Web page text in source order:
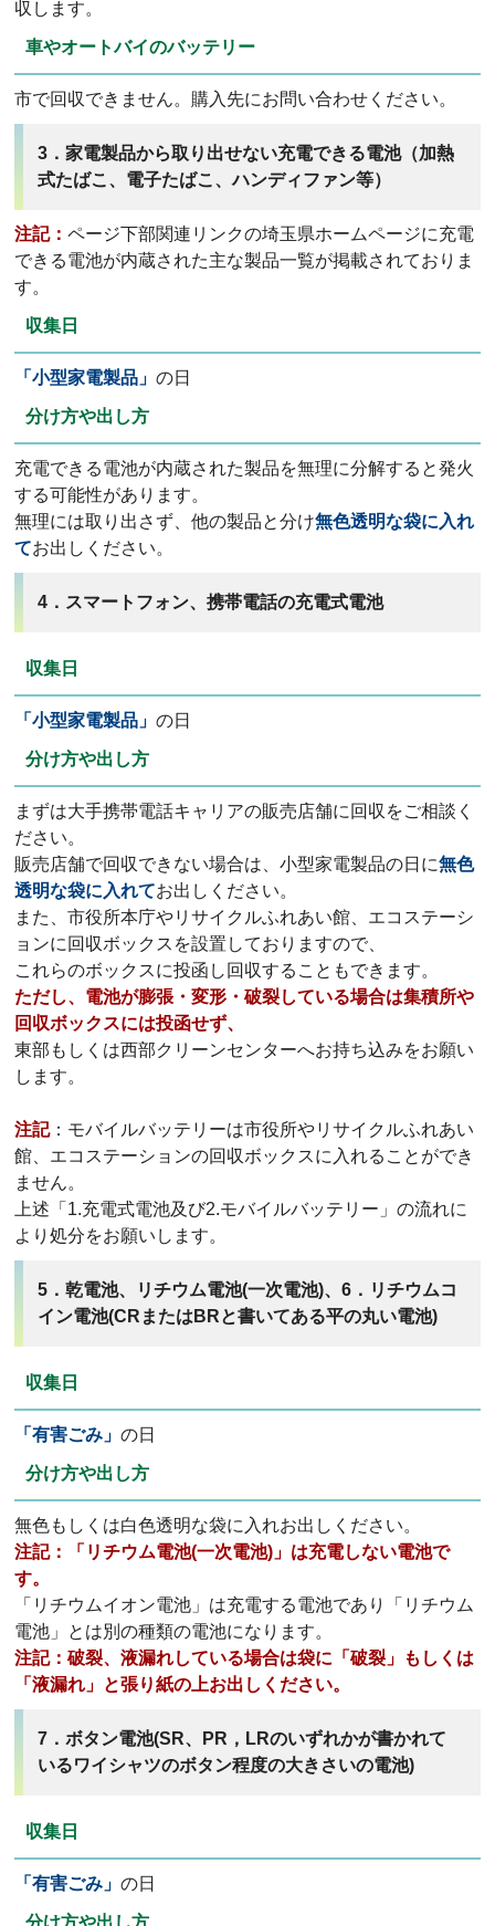
収します。
車やオートバイのバッテリー
市で回収できません。購入先にお問い合わせください。
3．家電製品から取り出せない充電できる電池（加熱
式たばこ、電子たばこ、ハンディファン等）
注記：ページ下部関連リンクの埼玉県ホームページに充電
できる電池が内蔵された主な製品一覧が掲載されておりま
す。
収集日
「小型家電製品」の日
分け方や出し方
充電できる電池が内蔵された製品を無理に分解すると発火
する可能性があります。
無理には取り出さず、他の製品と分け無色透明な袋に入れ
てお出しください。
4．スマートフォン、携帯電話の充電式電池
収集日
「小型家電製品」の日
分け方や出し方
まずは大手携帯電話キャリアの販売店舗に回収をご相談く
ださい。
販売店舗で回収できない場合は、小型家電製品の日に無色
透明な袋に入れてお出しください。
また、市役所本庁やリサイクルふれあい館、エコステーシ
ョンに回収ボックスを設置しておりますので、
これらのボックスに投函し回収することもできます。
ただし、電池が膨張・変形・破裂している場合は集積所や
回収ボックスには投函せず、
東部もしくは西部クリーンセンターへお持ち込みをお願い
します。
注記：モバイルバッテリーは市役所やリサイクルふれあい
館、エコステーションの回収ボックスに入れることができ
ません。
上述「1.充電式電池及び2.モバイルバッテリー」の流れに
より処分をお願いします。
5．乾電池、リチウム電池(一次電池)、6．リチウムコ
イン電池(CRまたはBRと書いてある平の丸い電池)
収集日
「有害ごみ」の日
分け方や出し方
無色もしくは白色透明な袋に入れお出しください。
注記：「リチウム電池(一次電池)」は充電しない電池で
す。
「リチウムイオン電池」は充電する電池であり「リチウム
電池」とは別の種類の電池になります。
注記：破裂、液漏れしている場合は袋に「破裂」もしくは
「液漏れ」と張り紙の上お出しください。
7．ボタン電池(SR、PR，LRのいずれかが書かれて
いるワイシャツのボタン程度の大きさいの電池)
収集日
「有害ごみ」の日